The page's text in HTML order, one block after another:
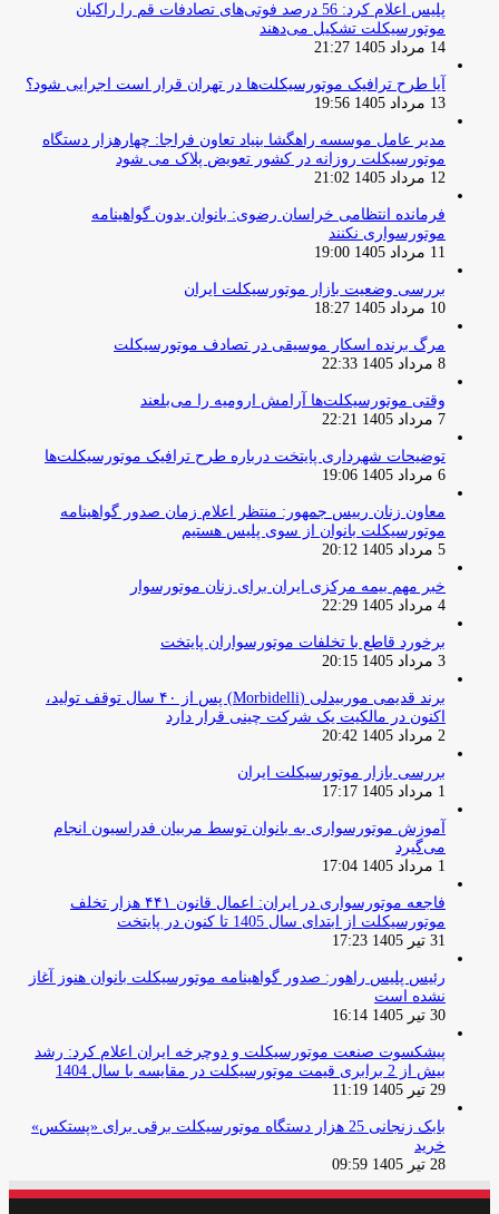
پلیس اعلام کرد: 56 درصد فوتی‌های تصادفات قم را راکبان
موتورسیکلت تشکیل می‌دهند
14 مرداد 1405 21:27
آیا طرح ترافیک موتورسیکلت‌ها در تهران قرار است اجرایی شود؟
13 مرداد 1405 19:56
مدیر عامل موسسه راهگشا بنیاد تعاون فراجا: چهارهزار دستگاه
موتورسیکلت روزانه در کشور تعویض پلاک می شود
12 مرداد 1405 21:02
فرمانده انتظامی خراسان رضوی: بانوان بدون گواهینامه
موتورسواری نکنند
11 مرداد 1405 19:00
بررسی وضعیت بازار موتورسیکلت ایران
10 مرداد 1405 18:27
مرگ برنده اسکار موسیقی در تصادف موتورسیکلت
8 مرداد 1405 22:33
وقتی موتورسیکلت‌ها آرامش ارومیه را می‌بلعند
7 مرداد 1405 22:21
توضیحات شهرداری پایتخت درباره طرح ترافیک موتورسیکلت‌ها
6 مرداد 1405 19:06
معاون زنان رییس جمهور: منتظر اعلام زمان صدور گواهینامه
موتورسیکلت بانوان از سوی پلیس هستیم
5 مرداد 1405 20:12
خبر مهم بیمه مرکزی ایران برای زنان موتورسوار
4 مرداد 1405 22:29
برخورد قاطع با تخلفات موتورسواران پایتخت
3 مرداد 1405 20:15
برند قدیمی موربیدلی (Morbidelli) پس از ۴۰ سال توقف تولید،
اکنون در مالکیت یک شرکت چینی قرار دارد
2 مرداد 1405 20:42
بررسی بازار موتورسیکلت ایران
1 مرداد 1405 17:17
آموزش موتورسواری به بانوان توسط مربیان فدراسیون انجام
می‌گیرد
1 مرداد 1405 17:04
فاجعه موتورسواری در ایران: اعمال قانون ۴۴۱ هزار تخلف
موتورسیکلت از ابتدای سال 1405 تا کنون در پایتخت
31 تیر 1405 17:23
رئیس پلیس راهور: صدور گواهینامه موتورسیکلت بانوان هنوز آغاز
نشده است
30 تیر 1405 16:14
پیشکسوت صنعت موتورسیکلت و دوچرخه ایران اعلام کرد: رشد
بیش از 2 برابری قیمت موتورسیکلت در مقایسه با سال 1404
29 تیر 1405 11:19
بابک زنجانی 25 هزار دستگاه موتورسیکلت برقی برای «پستکس»
خرید
28 تیر 1405 09:59